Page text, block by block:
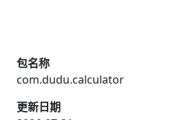
包名称
com.dudu.calculator
更新日期